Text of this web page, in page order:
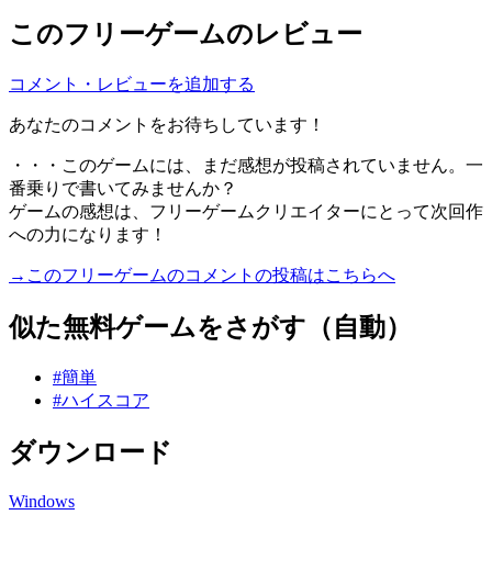
このフリーゲームのレビュー
コメント・レビューを追加する
あなたのコメントをお待ちしています！
・・・このゲームには、まだ感想が投稿されていません。一
番乗りで書いてみませんか？
ゲームの感想は、フリーゲームクリエイターにとって次回作
への力になります！
→このフリーゲームのコメントの投稿はこちらへ
似た無料ゲームをさがす（自動）
#簡単
#ハイスコア
ダウンロード
Windows